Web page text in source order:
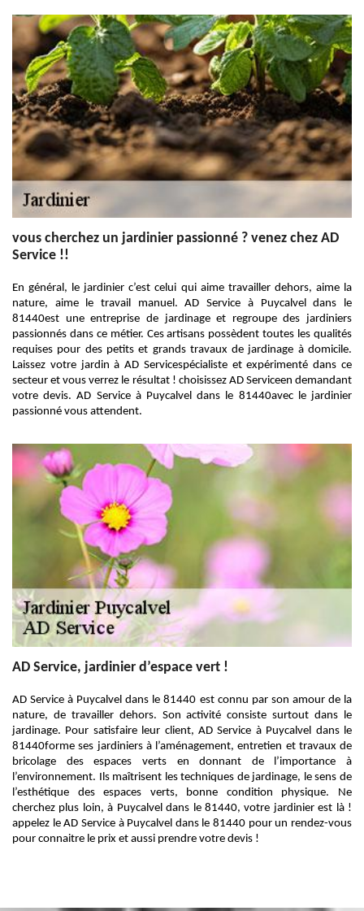
vous cherchez un jardinier passionné ? venez chez AD
Service !!
En général, le jardinier c’est celui qui aime travailler dehors, aime la
nature, aime le travail manuel. AD Service à Puycalvel dans le
81440est une entreprise de jardinage et regroupe des jardiniers
passionnés dans ce métier. Ces artisans possèdent toutes les qualités
requises pour des petits et grands travaux de jardinage à domicile.
Laissez votre jardin à AD Servicespécialiste et expérimenté dans ce
secteur et vous verrez le résultat ! choisissez AD Serviceen demandant
votre devis. AD Service à Puycalvel dans le 81440avec le jardinier
passionné vous attendent.
AD Service, jardinier d’espace vert !
AD Service à Puycalvel dans le 81440 est connu par son amour de la
nature, de travailler dehors. Son activité consiste surtout dans le
jardinage. Pour satisfaire leur client, AD Service à Puycalvel dans le
81440forme ses jardiniers à l’aménagement, entretien et travaux de
bricolage des espaces verts en donnant de l’importance à
l’environnement. Ils maîtrisent les techniques de jardinage, le sens de
l’esthétique des espaces verts, bonne condition physique. Ne
cherchez plus loin, à Puycalvel dans le 81440, votre jardinier est là !
appelez le AD Service à Puycalvel dans le 81440 pour un rendez-vous
pour connaitre le prix et aussi prendre votre devis !